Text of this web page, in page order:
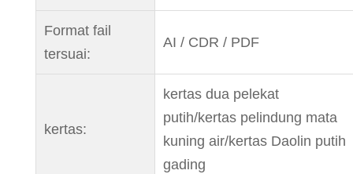
Format fail
tersuai:
AI / CDR / PDF
kertas:
kertas dua pelekat
putih/kertas pelindung mata
kuning air/kertas Daolin putih
gading